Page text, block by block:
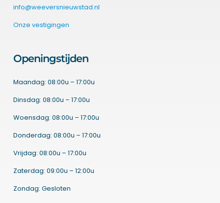
info@weeversnieuwstad.nl
Onze vestigingen
Openingstijden
Maandag: 08:00u – 17:00u
Dinsdag: 08:00u – 17:00u
Woensdag: 08:00u – 17:00u
Donderdag: 08:00u – 17:00u
Vrijdag: 08:00u – 17:00u
Zaterdag: 09:00u – 12:00u
Zondag: Gesloten